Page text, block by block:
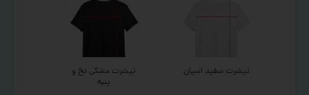
تیشرت سفید اسپان
تیشرت مشکی نخ و
پنبه